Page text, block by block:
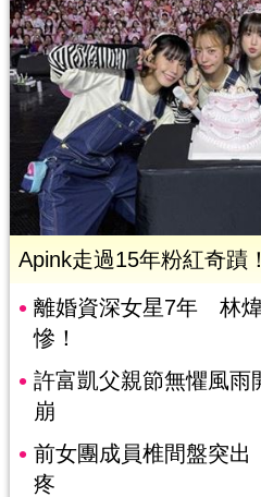
Apink走過15年粉紅奇蹟
離婚資深女星7年 林
慘！
許富凱父親節無懼風雨
崩
前女團成員椎間盤突
疼